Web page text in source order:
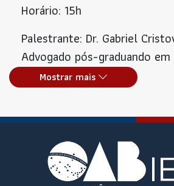
Horário: 15h
Palestrante: Dr. Gabriel
Advogado pós-graduando
Previdenciário pela PUC-PR,
oratória pela UnB,
Público-Alvo: Público em Geral
Mostrar mais